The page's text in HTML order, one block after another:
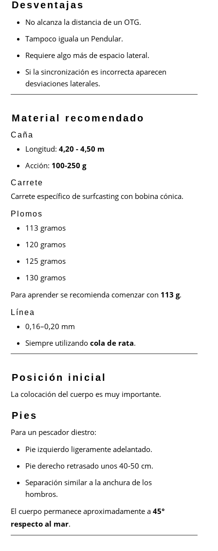
Desventajas
No alcanza la distancia de un OTG.
Tampoco iguala un Pendular.
Requiere algo más de espacio lateral.
Si la sincronización es incorrecta aparecen
desviaciones laterales.
Material recomendado
Caña
Longitud:4,20 - 4,50 m
Acción: 100-250 g
Carrete
Carrete específico de surfcasting con bobina cónica.
Plomos
113 gramos
120 gramos
125 gramos
130 gramos
Para aprender se recomienda comenzar con 113 g.
Línea
0,16–0,20 mm
Siempre utilizandocola de rata.
Posición inicial
La colocación del cuerpo es muy importante.
Pies
Para un pescador diestro:
Pie izquierdo ligeramente adelantado.
Pie derecho retrasado unos 40-50 cm.
Separación similar a la anchura de los
hombros.
El cuerpo permanece aproximadamente a45°
respecto al mar.